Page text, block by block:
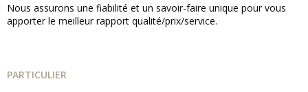
Nous assurons une fiabilité et un savoir-faire unique pour vous
apporter le meilleur rapport qualité/prix/service.
PARTICULIER